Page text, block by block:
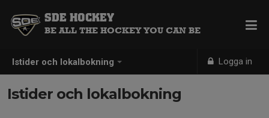
Istider och lokalbokning Logga in
SDE HOCKEY
BE ALL THE HOCKEY YOU CAN BE
Istider och lokalbokning